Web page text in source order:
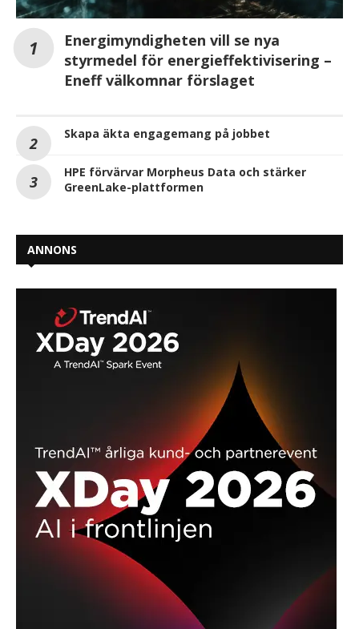
Energimyndigheten vill se nya
styrmedel för energieffektivisering –
Eneff välkomnar förslaget
Skapa äkta engagemang på jobbet
HPE förvärvar Morpheus Data och stärker
GreenLake-plattformen
ANNONS